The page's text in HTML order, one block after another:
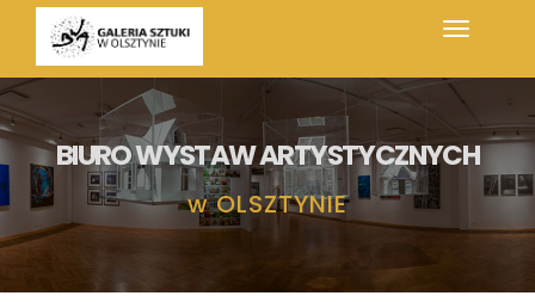
BIURO WYSTAW ARTYSTYCZNYCH
w OLSZTYNIE